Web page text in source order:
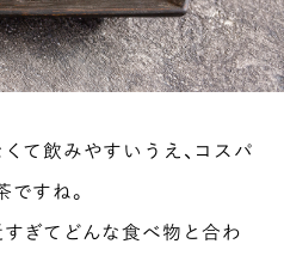
て飲みやすいうえ、コスパ
すね。
ぎてどんな食べ物と合わ